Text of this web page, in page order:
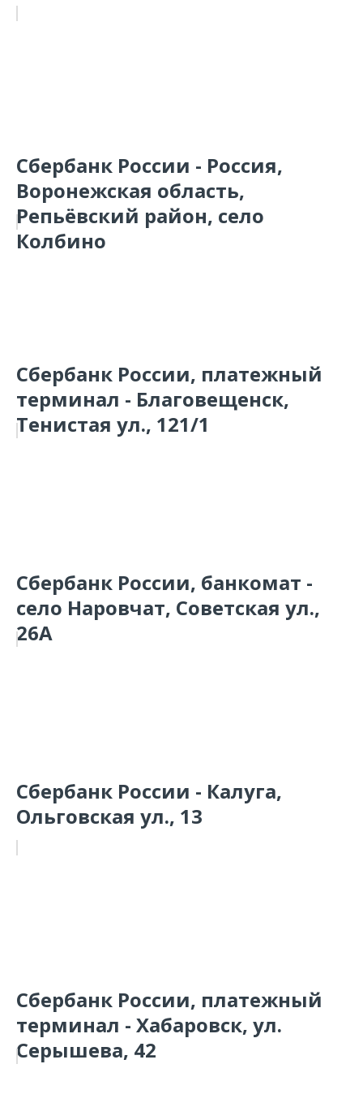
Сбербанк России - Россия,
Воронежская область,
Репьёвский район, село
Колбино
Сбербанк России, платежный
терминал - Благовещенск,
Тенистая ул., 121/1
Сбербанк России, банкомат -
село Наровчат, Советская ул.,
26А
Сбербанк России - Калуга,
Ольговская ул., 13
Сбербанк России, платежный
терминал - Хабаровск, ул.
Серышева, 42